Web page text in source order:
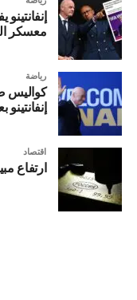
معسكر
رياضة
كواليس
اقتصاد
ارتفاع